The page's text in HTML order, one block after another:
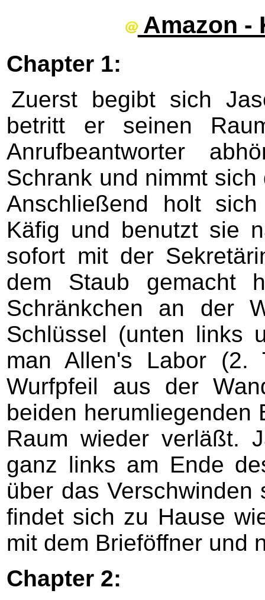
Amazon -
Chapter 1:
Zuerst begibt sich
betritt er seinen
Anrufbeantworter
Schrank und nimmt
Anschließend holt
Käfig und benutzt sie
sofort mit der
dem Staub gemacht
Schränkchen an der
Schlüssel (unten links
man Allen's Labor (2.
Wurfpfeil aus der
beiden herumliegenden
Raum wieder verläßt.
ganz links am Ende
über das
findet sich zu Hause
mit dem Brieföffner und
Chapter 2: